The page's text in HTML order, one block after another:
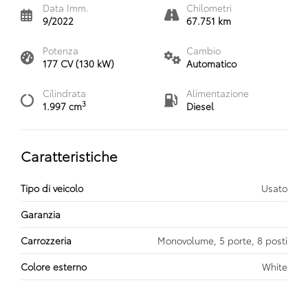
Data Imm.
9/2022
Chilometri
67.751 km
Potenza
177 CV (130 kW)
Cambio
Automatico
Cilindrata
1.997 cm3
Alimentazione
Diesel
Caratteristiche
Tipo di veicolo
Usato
Garanzia
Carrozzeria
Monovolume, 5 porte, 8 posti
Colore esterno
White